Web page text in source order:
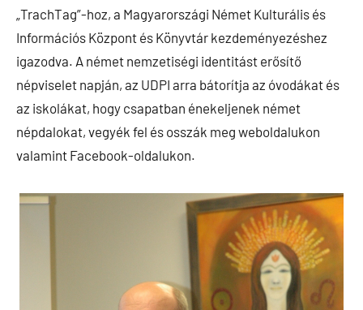
„TrachTag”-hoz, a Magyarországi Német Kulturális és
Információs Központ és Könyvtár kezdeményezéshez
igazodva. A német nemzetiségi identitást erősítő
népviselet napján, az UDPI arra bátorítja az óvodákat és
az iskolákat, hogy csapatban énekeljenek német
népdalokat, vegyék fel és osszák meg weboldalukon
valamint Facebook-oldalukon.